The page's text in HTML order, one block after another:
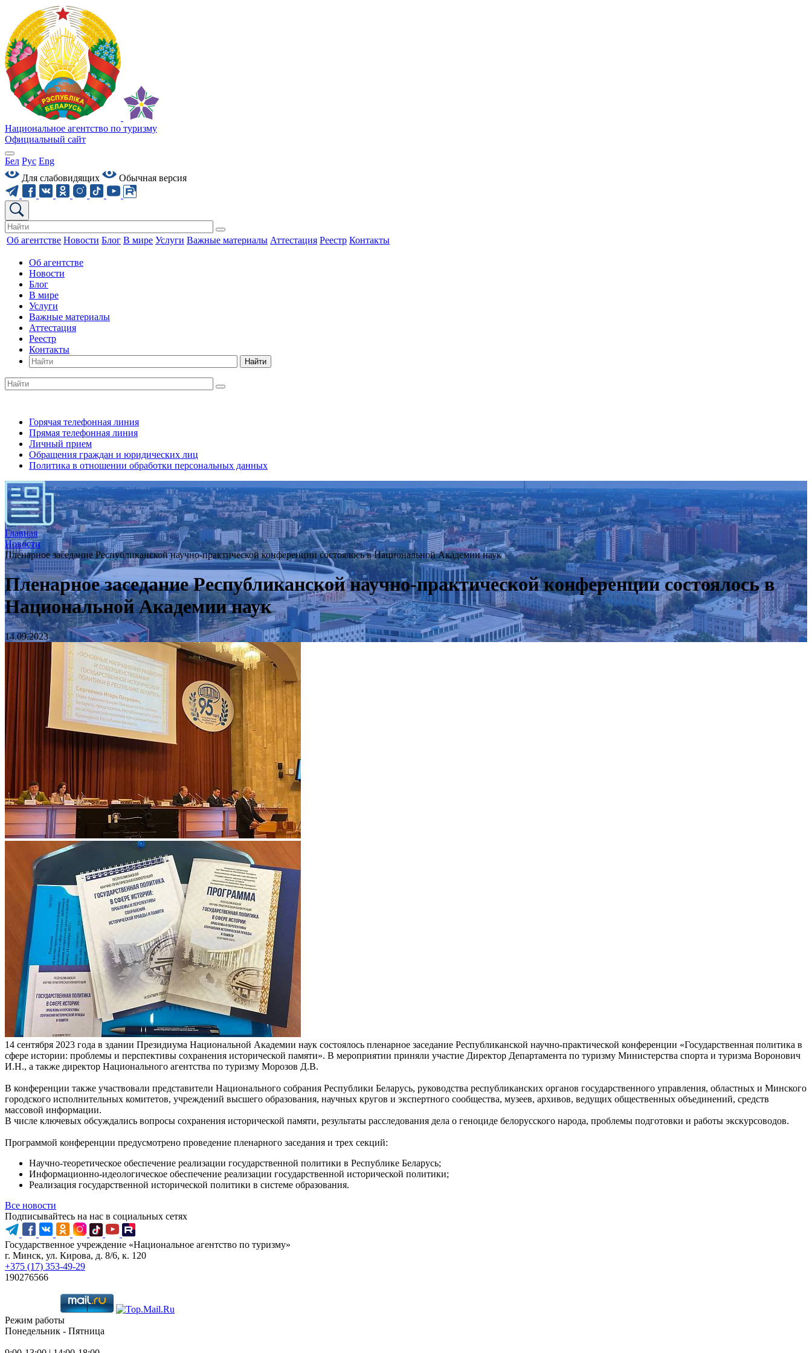
Национальное агентство по туризму
Официальный сайт
Бел Рус Eng
Для слабовидящих
Обычная версия
Об агентстве Новости Блог В мире Услуги Важные материалы Аттестация Реестр Контакты
Об агентстве
Новости
Блог
В мире
Услуги
Важные материалы
Аттестация
Реестр
Контакты
Найти
Горячая телефонная линия
Прямая телефонная линия
Личный прием
Обращения граждан и юридических лиц
Политика в отношении обработки персональных данных
Главная
Новости
Пленарное заседание Республиканской научно-практической конференции состоялось в Национальной Академии наук
Пленарное заседание Республиканской научно-практической конференции состоялось в
Национальной Академии наук
14.09.2023
14 сентября 2023 года в здании Президиума Национальной Академии наук состоялось пленарное заседание Республиканской научно-практической конференции «Государственная политика в
сфере истории: проблемы и перспективы сохранения исторической памяти». В мероприятии приняли участие Директор Департамента по туризму Министерства спорта и туризма Воронович
И.Н., а также директор Национального агентства по туризму Морозов Д.В.
В конференции также участвовали представители Национального собрания Республики Беларусь, руководства республиканских органов государственного управления, областных и Минского
городского исполнительных комитетов, учреждений высшего образования, научных кругов и экспертного сообщества, музеев, архивов, ведущих общественных объединений, средств
массовой информации.
В числе ключевых обсуждались вопросы сохранения исторической памяти, результаты расследования дела о геноциде белорусского народа, проблемы подготовки и работы экскурсоводов.
Программой конференции предусмотрено проведение пленарного заседания и трех секций:
Научно-теоретическое обеспечение реализации государственной политики в Республике Беларусь;
Информационно-идеологическое обеспечение реализации государственной исторической политики;
Реализация государственной исторической политики в системе образования.
Все новости
Подписывайтесь на нас в социальных сетях
Государственное учреждение «Национальное агентство по туризму»
г. Минск, ул. Кирова, д. 8/6, к. 120
+375 (17) 353-49-29
190276566
Режим работы
Понедельник - Пятница